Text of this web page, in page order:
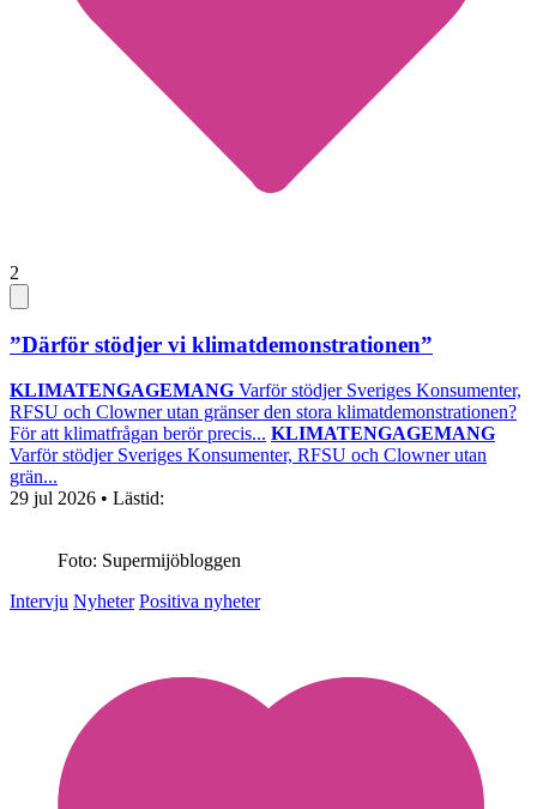
2
”Därför stödjer vi klimatdemonstrationen”
KLIMATENGAGEMANG Varför stödjer Sveriges Konsumenter,
RFSU och Clowner utan gränser den stora klimatdemonstrationen?
För att klimatfrågan berör precis... KLIMATENGAGEMANG
Varför stödjer Sveriges Konsumenter, RFSU och Clowner utan
grän...
29 jul 2026 • Lästid:
Foto: Supermijöbloggen
Intervju Nyheter Positiva nyheter